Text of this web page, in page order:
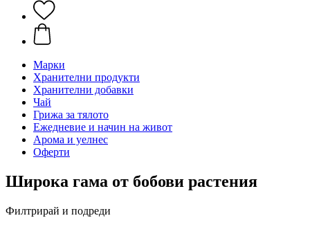
Марки
Хранителни продукти
Хранителни добавки
Чай
Грижа за тялото
Ежедневие и начин на живот
Арома и уелнес
Оферти
Широка гама от бобови растения
Филтрирай и подреди